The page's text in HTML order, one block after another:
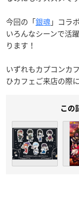
今回の「銀魂」コラ
いろんなシーンで活
ります！
いずれもカプコンカ
ひカフェご来店の際
この